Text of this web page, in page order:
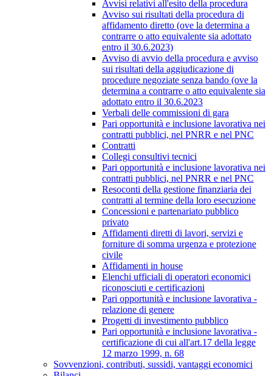
Avvisi relativi all'esito della procedura
Avviso sui risultati della procedura di
affidamento diretto (ove la determina a
contrarre o atto equivalente sia adottato
entro il 30.6.2023)
Avviso di avvio della procedura e avviso
sui risultati della aggiudicazione di
procedure negoziate senza bando (ove la
determina a contrarre o atto equivalente sia
adottato entro il 30.6.2023
Verbali delle commissioni di gara
Pari opportunità e inclusione lavorativa nei
contratti pubblici, nel PNRR e nel PNC
Contratti
Collegi consultivi tecnici
Pari opportunità e inclusione lavorativa nei
contratti pubblici, nel PNRR e nel PNC
Resoconti della gestione finanziaria dei
contratti al termine della loro esecuzione
Concessioni e partenariato pubblico
privato
Affidamenti diretti di lavori, servizi e
forniture di somma urgenza e protezione
civile
Affidamenti in house
Elenchi ufficiali di operatori economici
riconosciuti e certificazioni
Pari opportunità e inclusione lavorativa -
relazione di genere
Progetti di investimento pubblico
Pari opportunità e inclusione lavorativa -
certificazione di cui all'art.17 della legge
12 marzo 1999, n. 68
Sovvenzioni, contributi, sussidi, vantaggi economici